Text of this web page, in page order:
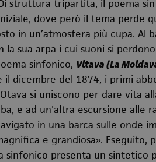
struttura tripartita, il poema
dove però il tema perde
in un’atmosfera più cupa.
la sua arpa i cui suoni si
sinfonico, Vltava (La
il dicembre del 1874, i primi
si uniscono per dare vita
e ad un'altra escursione alle
in una barca sulle onde
e grandiosa». Eseguito,
sinfonico presenta un sintetico